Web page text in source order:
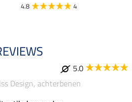
4.8 4
5.0
Design, achterbenen